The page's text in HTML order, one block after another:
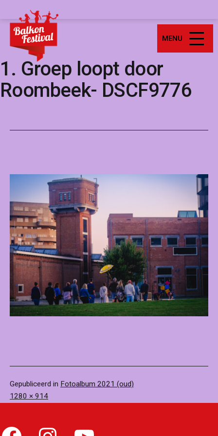
naar
inhoud
Balkonfestival
MENU
1. Groep loopt door
Roombeek- DSCF9776
Gepubliceerd in Fotoalbum 2021 (oud)
Volledige
1280 × 914
Facebook Instagram